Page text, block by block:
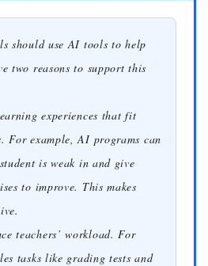
should use AI tools to help
two reasons to support this
experiences that fit
For example, AI programs can
is weak in and give
to improve. This makes
teachers’ workload. For
tasks like grading tests and